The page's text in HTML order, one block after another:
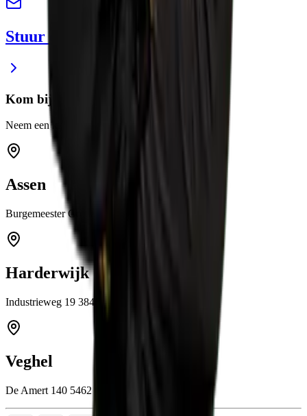
Stuur ons een e-mail
Kom bij ons langs
Neem een kijkje in een van onze showrooms
Assen
Burgemeester Grollemanweg 12a 9405 TN Assen
Harderwijk
Industrieweg 19 3846 BB Harderwijk
Veghel
De Amert 140 5462 GH Veghel